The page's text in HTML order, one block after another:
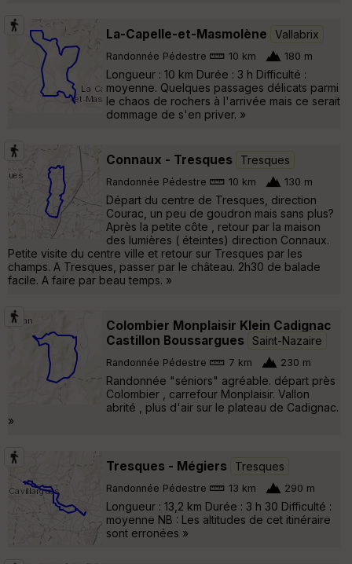
La-Capelle-et-Masmolène Vallabrix
Randonnée Pédestre 10 km 180 m
Longueur : 10 km Durée : 3 h Difficulté :
moyenne. Quelques passages délicats parmi
le chaos de rochers à l'arrivée mais ce serait
dommage de s'en priver. »
Connaux - Tresques Tresques
Randonnée Pédestre 10 km 130 m
Départ du centre de Tresques, direction
Courac, un peu de goudron mais sans plus?
Après la petite côte , retour par la maison
des lumières ( éteintes) direction Connaux.
Petite visite du centre ville et retour sur Tresques par les
champs. A Tresques, passer par le château. 2h30 de balade
facile. A faire par beau temps. »
Colombier Monplaisir Klein Cadignac
Castillon Boussargues
Saint-Nazaire
Randonnée Pédestre 7 km 230 m
Randonnée "séniors" agréable. départ près
Colombier , carrefour Monplaisir. Vallon
abrité , plus d'air sur le plateau de Cadignac.
»
Tresques - Mégiers Tresques
Randonnée Pédestre 13 km 290 m
Longueur : 13,2 km Durée : 3 h 30 Difficulté :
moyenne NB : Les altitudes de cet itinéraire
sont erronées »